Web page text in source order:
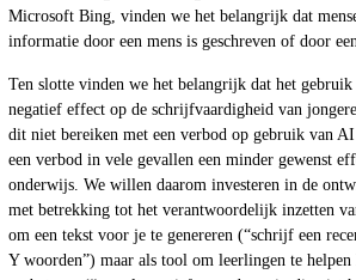
Microsoft Bing, vinden we het belangrijk dat
informatie door een mens is geschreven of door
Ten slotte vinden we het belangrijk dat het
negatief effect op de schrijfvaardigheid van
dit niet bereiken met een verbod op gebruik van AI
een verbod in vele gevallen een minder gewenst
onderwijs. We willen daarom investeren in de
met betrekking tot het verantwoordelijk inzetten
om een tekst voor je te genereren (“schrijf een
Y woorden”) maar als tool om leerlingen te